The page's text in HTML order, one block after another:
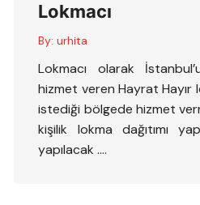
Lokmacı
By: urhita
Lokmacı olarak
hizmet veren Hayrat Hayır
istediği bölgede hizmet
kişilik lokma dağıtımı
yapılacak ….